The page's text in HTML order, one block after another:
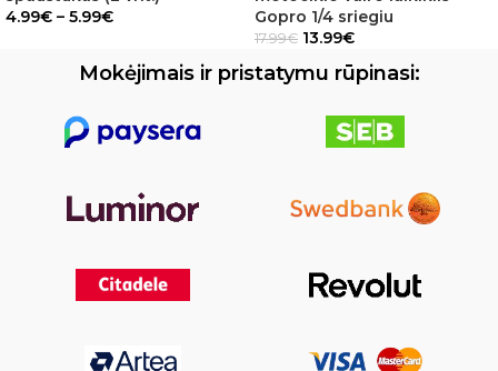
4.99€ – 5.99€
Gopro 1/4 sriegiu
17.99€ 13.99€
Mokėjimais ir pristatymu rūpinasi: